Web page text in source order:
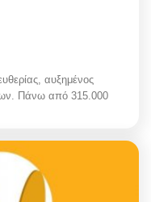
αυξημένος
Πάνω από 315.000